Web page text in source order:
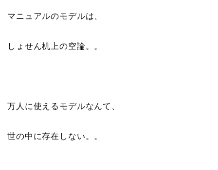
マニュアルのモデルは、
しょせん机上の空論。。
万人に使えるモデルなんて、
世の中に存在しない。。